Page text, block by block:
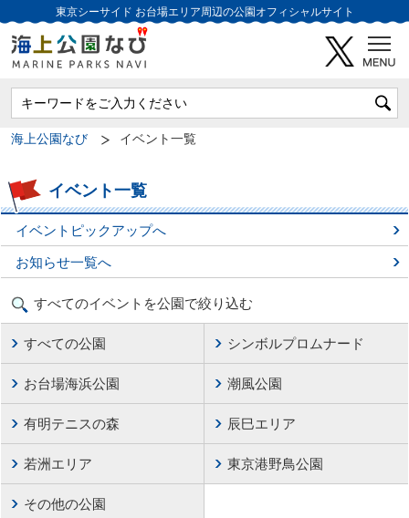
東京シーサイド お台場エリア周辺の公園オフィシャルサイト
海上公園なび イベント一覧
イベント一覧
イベントピックアップへ
お知らせ一覧へ
すべてのイベントを公園で絞り込む
すべての公園 シンボルプロムナード
お台場海浜公園 潮風公園
有明テニスの森 辰巳エリア
若洲エリア 東京港野鳥公園
その他の公園